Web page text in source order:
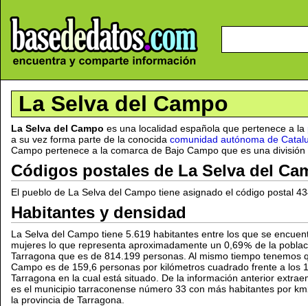
La Selva del Campo
La Selva del Campo es una localidad española que pertenece a la
a su vez forma parte de la conocida comunidad autónoma de
Campo pertenece a la comarca de Bajo Campo que es una
Códigos postales de La Selva del
El pueblo de La Selva del Campo tiene asignado el código postal
Habitantes y densidad
La Selva del Campo tiene 5.619 habitantes entre los que se
mujeres lo que representa aproximadamente un 0,69
de la
Tarragona que es de 814.199 personas. Al mismo tiempo tenemos
Campo es de 159,6 personas por kilómetros cuadrado frente a los
Tarragona en la cual está situado. De la información anterior
es el municipio tarraconense número 33 con más habitantes por
la provincia de Tarragona.